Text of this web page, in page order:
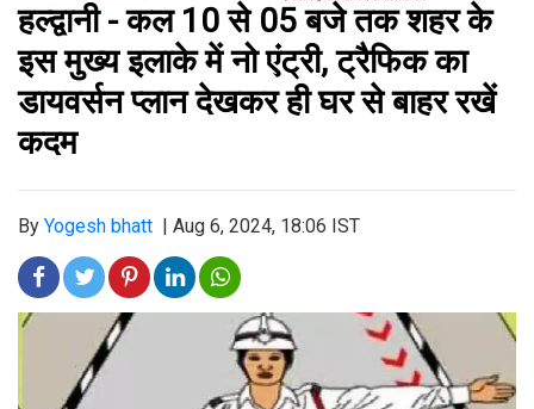
हल्द्वानी - कल 10 से 05 बजे तक शहर के
इस मुख्यइलाके में नो एंट्री, ट्रैफिक का
डायवर्सन प्लान देखकर ही घर से बाहर रखें
कदम
By Yogesh bhatt Aug 6, 2024, 18:06 IST